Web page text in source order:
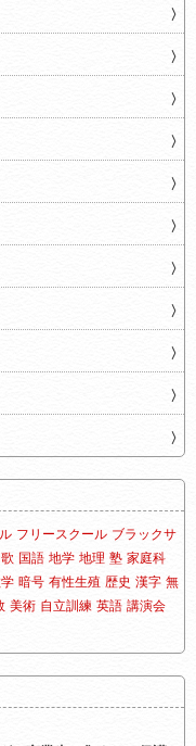
フリースクール ブラックサ
国語 地学 地理 塾 家庭科
暗号 有性生殖 歴史 漢字 無
美術 自立訓練 英語 講演会